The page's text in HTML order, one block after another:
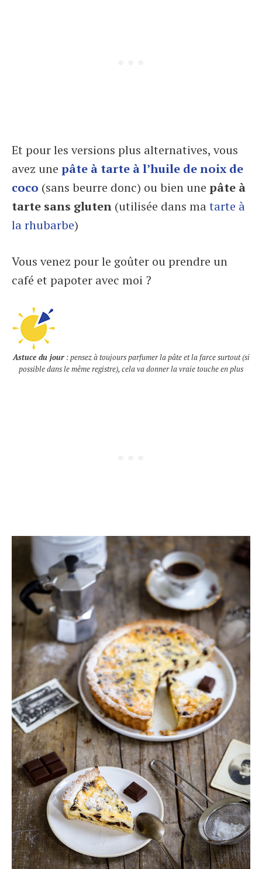
Et pour les versions plus alternatives, vous
avez une pâte à tarte à l’huile de noix de
coco (sans beurre donc) ou bien une pâte à
tarte sans gluten (utilisée dans matarte à
la rhubarbe)
Vous venez pour le goûter ou prendre un
café et papoter avec moi ?
Astuce du jour: pensez à toujours parfumer la pâte et la farce surtout (si
possible dans le même registre), cela va donner la vraie touche en plus